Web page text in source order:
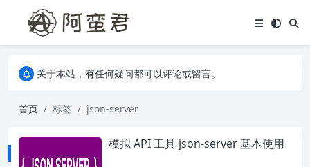
关于本站，有任何疑问都可以评论或留言。
关于本站，有任何疑问都可以评论或留言。
首页 标签 json-server
模拟 API 工具 json-server 基本使用